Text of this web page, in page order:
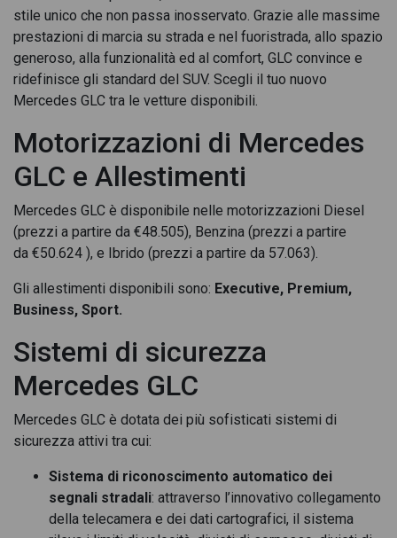
Mercedes GLC 220 d 4M Mild Hyb. AMG ADVANCED
Mercedes GLC 220 d advanced 4matic auto
Mercedes GLC 220 d amg line advanced plus 4matic auto
Mercedes GLC 220 d amg line advanced special edition 140
anni 4matic auto
Mercedes GLC 220 d amg line premium 4matic auto
Mercedes GLC 220 d mhev amg advanced 4matic auto
Mercedes GLC 220 d mhev amg line advanced 4matic auto
Mercedes GLC 220 d mhev amg line premium 4matic auto
Mercedes GLC 220 d mhev amg premium 4matic auto
Mercedes GLC 220 d premium plus 4matic auto
stile unico che non passa inosservato. Grazie alle massime
prestazioni di marcia su strada e nel fuoristrada, allo spazio
generoso, alla funzionalità ed al comfort, GLC convince e
ridefinisce gli standard del SUV. Scegli il tuo nuovo
Mercedes GLC tra le vetture disponibili.
Motorizzazioni di Mercedes
GLC e Allestimenti
Mercedes GLC è disponibile nelle motorizzazioni Diesel
(prezzi a partire da €48.505), Benzina (prezzi a partire
da €50.624 ), e Ibrido (prezzi a partire da 57.063).
Gli allestimenti disponibili sono: Executive, Premium,
Business, Sport.
Sistemi di sicurezza
Mercedes GLC
Mercedes GLC è dotata dei più sofisticati sistemi di
sicurezza attivi tra cui:
Sistema di riconoscimento automatico dei
segnali stradali: attraverso l’innovativo collegamento
della telecamera e dei dati cartografici, il sistema